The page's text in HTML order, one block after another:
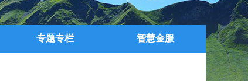
专题专栏 智慧金服